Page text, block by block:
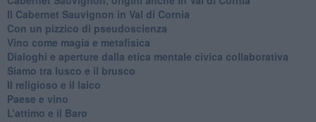
Il Cabernet Sauvignon in Val di Cornia
Con un pizzico di pseudoscienza
​Vino come magia e metafisica
Dialoghi e aperture dalla etica mentale civica collaborativa
Siamo tra lusco e il brusco
Il religioso e il laico
​Paese e vino
L’attimo e il Baro